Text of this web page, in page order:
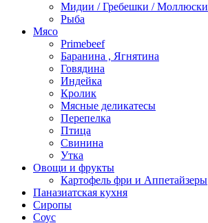
Мидии / Гребешки / Моллюски
Рыба
Мясо
Primebeef
Баранина , Ягнятина
Говядина
Индейка
Кролик
Мясные деликатесы
Перепелка
Птица
Свинина
Утка
Овощи и фрукты
Картофель фри и Аппетайзеры
Паназиатская кухня​
Сиропы
Соус